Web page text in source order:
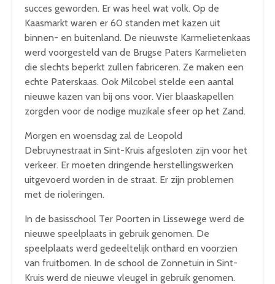
succes geworden. Er was heel wat volk. Op de
Kaasmarkt waren er 60 standen met kazen uit
binnen- en buitenland. De nieuwste Karmelietenkaas
werd voorgesteld van de Brugse Paters Karmelieten
die slechts beperkt zullen fabriceren. Ze maken een
echte Paterskaas. Ook Milcobel stelde een aantal
nieuwe kazen van bij ons voor. Vier blaaskapellen
zorgden voor de nodige muzikale sfeer op het Zand.
Morgen en woensdag zal de Leopold
Debruynestraat in Sint-Kruis afgesloten zijn voor het
verkeer. Er moeten dringende herstellingswerken
uitgevoerd worden in de straat. Er zijn problemen
met de rioleringen.
In de basisschool Ter Poorten in Lissewege werd de
nieuwe speelplaats in gebruik genomen. De
speelplaats werd gedeeltelijk onthard en voorzien
van fruitbomen. In de school de Zonnetuin in Sint-
Kruis werd de nieuwe vleugel in gebruik genomen.